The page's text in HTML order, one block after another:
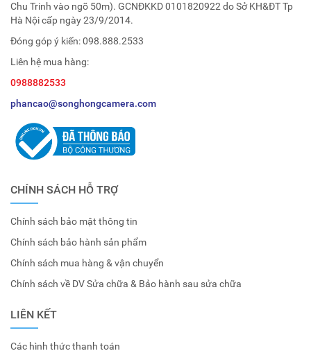
Chu Trinh vào ngõ 50m). GCNĐKKD 0101820922 do Sở KH&ĐT Tp
Hà Nội cấp ngày 23/9/2014.
Đóng góp ý kiến:098.888.2533
Liên hệ mua hàng:
0988882533
phancao@songhongcamera.com
CHÍNH SÁCH HỖ TRỢ
Chính sách bảo mật thông tin
Chính sách bảo hành sản phẩm
Chính sách mua hàng & vận chuyển
Chính sách về DV Sửa chữa & Bảo hành sau sửa chữa
LIÊN KẾT
Các hình thức thanh toán